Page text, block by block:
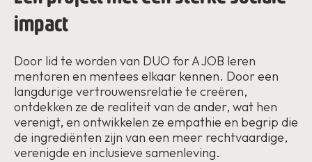
impact
Door lid te worden van DUO for A JOB leren
mentoren en mentees elkaar kennen. Door een
langdurige vertrouwensrelatie te creëren,
ontdekken ze de realiteit van de ander, wat hen
verenigt, en ontwikkelen ze empathie en begrip die
de ingrediënten zijn van een meer rechtvaardige,
verenigde en inclusieve samenleving.